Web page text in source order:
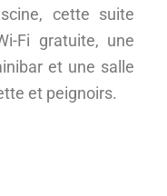
cette suite
Fi gratuite, une
et une salle
et peignoirs.